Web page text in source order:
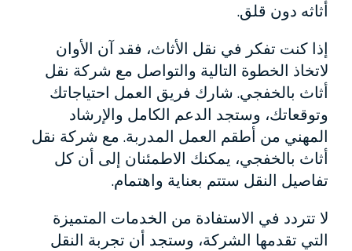
أثاثه دون قلق.
إذا كنت تفكر في نقل الأثاث، فقد آن الأوان
لاتخاذ الخطوة التالية والتواصل مع شركة نقل
أثاث بالخفجي. شارك فريق العمل احتياجاتك
وتوقعاتك، وستجد الدعم الكامل والإرشاد
المهني من أطقم العمل المدربة. مع شركة نقل
أثاث بالخفجي، يمكنك الاطمئنان إلى أن كل
تفاصيل النقل ستتم بعناية واهتمام.
لا تتردد في الاستفادة من الخدمات المتميزة
التي تقدمها الشركة، وستجد أن تجربة النقل